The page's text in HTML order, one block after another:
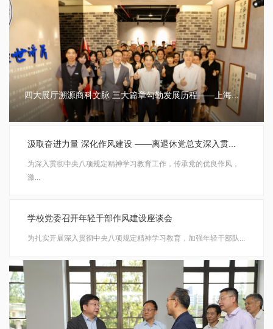
四大展厅溯源商科文脉 三大篇章勾勒发展历程——上海...
汲取奋进力量 深化作风建设 ——离退休党总支深入贯...
为深入贯彻中央八项规定精神学习教育工作，传承党的优良作风，
激...
学校党委召开年轻干部作风建设座谈会
​为扎实开展深入贯彻中央八项规定精神学习教育，加强年轻干部队...